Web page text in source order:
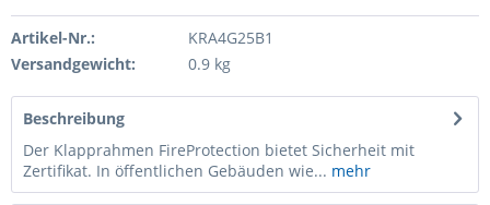
Artikel-Nr.:
KRA4G25B1
Versandgewicht:
0.9 kg
Beschreibung
Der Klapprahmen FireProtection bietet Sicherheit mit
Zertifikat. In öffentlichen Gebäuden wie... mehr